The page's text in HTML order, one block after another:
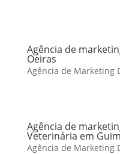
Agência de
Oeiras
Agência de Marketing
Agência de
Veterinária em
Agência de Marketing